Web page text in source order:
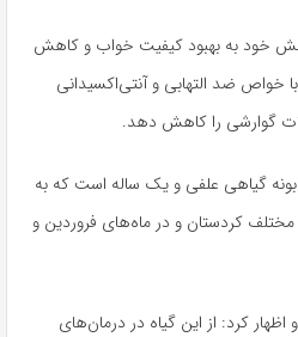
خود به بهبود کیفیت خواب و کاهش
خواص ضد التهابی و آنتی‌اکسیدانی
گوارشی را کاهش دهد.
گیاهی علفی و یک سالە است کە بە
کردستان و در ماەهای فروردین و
کرد: از این گیاە در درمان‌های